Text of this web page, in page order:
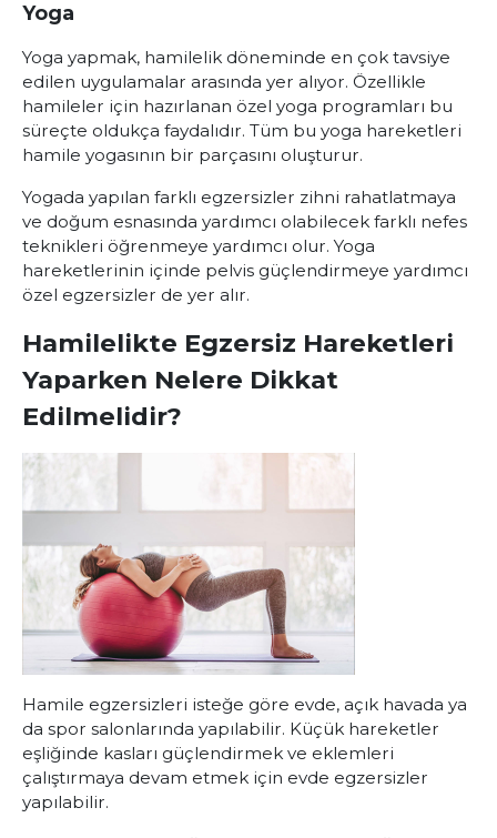
Yoga
Yoga yapmak, hamilelik döneminde en çok tavsiye
edilen uygulamalar arasında yer alıyor. Özellikle
hamileler için hazırlanan özel yoga programları bu
süreçte oldukça faydalıdır. Tüm bu yoga hareketleri
hamile yogasının bir parçasını oluşturur.
Yogada yapılan farklı egzersizler zihni rahatlatmaya
ve doğum esnasında yardımcı olabilecek farklı nefes
teknikleri öğrenmeye yardımcı olur. Yoga
hareketlerinin içinde pelvis güçlendirmeye yardımcı
özel egzersizler de yer alır.
Hamilelikte Egzersiz Hareketleri
Yaparken Nelere Dikkat
Edilmelidir?
Hamile egzersizleri isteğe göre evde, açık havada ya
da spor salonlarında yapılabilir. Küçük hareketler
eşliğinde kasları güçlendirmek ve eklemleri
çalıştırmaya devam etmek için evde egzersizler
yapılabilir.